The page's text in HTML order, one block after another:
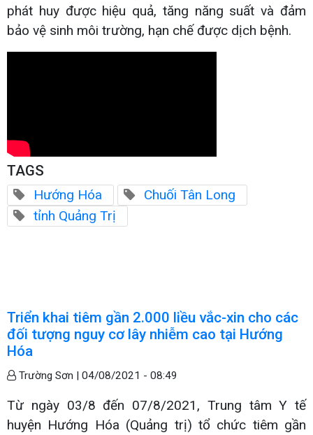
phát huy được hiệu quả, tăng năng suất và đảm
bảo vệ sinh môi trường, hạn chế được dịch bệnh.
TAGS
Hướng Hóa
Chuối Tân Long
tỉnh Quảng Trị
Triển khai tiêm gần 2.000 liều vắc-xin cho các
đối tượng nguy cơ lây nhiễm cao tại Hướng
Hóa
Trường Sơn | 04/08/2021 - 08:49
Từ ngày 03/8 đến 07/8/2021, Trung tâm Y tế
huyện Hướng Hóa (Quảng trị) tổ chức tiêm gần